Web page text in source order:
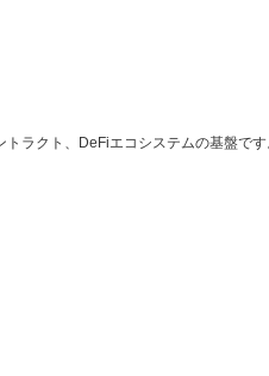
ラクト、DeFiエコシステムの基盤です